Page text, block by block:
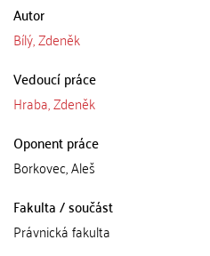
Autor
Bílý, Zdeněk
Vedoucí práce
Hraba, Zdeněk
Oponent práce
Borkovec, Aleš
Fakulta / součást
Právnická fakulta